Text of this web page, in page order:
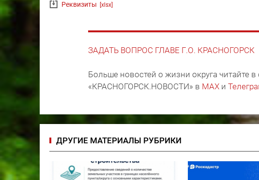
Реквизиты [xlsx]
ЗАДАТЬ ВОПРОС ГЛАВЕ Г.О. КРАСНОГОРСК
Больше новостей о жизни округа читайте
«КРАСНОГОРСК.НОВОСТИ» в MAX и
ДРУГИЕ МАТЕРИАЛЫ РУБРИКИ